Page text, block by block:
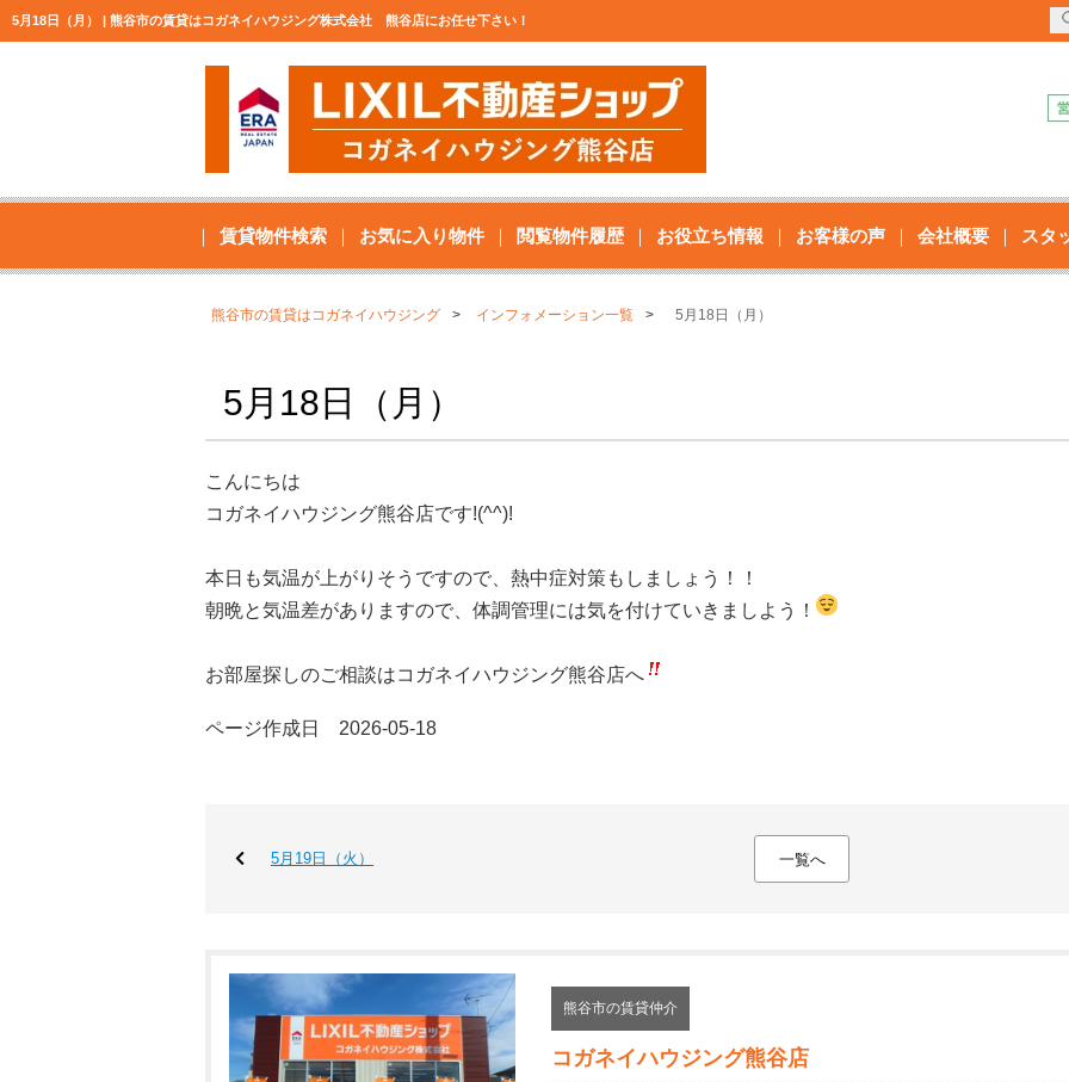
5月18日（月） | 熊谷市の賃貸はコガネイハウジング株式会社 熊谷店にお任せ下さい！
賃貸物件検索 お気に入り物件 閲覧物件履歴 お役立ち情報 お客様の声 会社概要 スタ
熊谷市の賃貸はコガネイハウジング インフォメーション一覧 5月18日（月）
5月18日（月）
こんにちは
コガネイハウジング熊谷店です!(^^)!
本日も気温が上がりそうですので、熱中症対策もしましょう！！
朝晩と気温差がありますので、体調管理には気を付けていきましよう！
お部屋探しのご相談はコガネイハウジング熊谷店へ
ページ作成日 2026-05-18
5月19日（火） 一覧へ
熊谷市の賃貸仲介
コガネイハウジング熊谷店